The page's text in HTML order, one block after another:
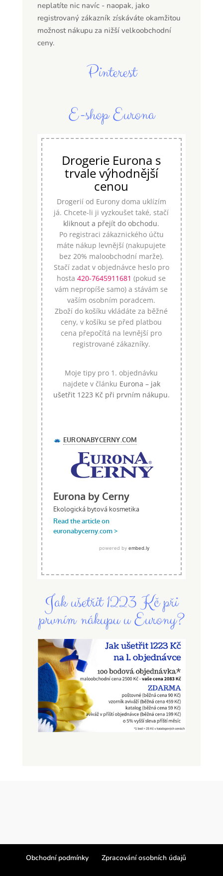
neplatíte nic navíc - naopak, jako
registrovaný zákazník získáváte okamžitou
možnost nákupu za nižší velkoobchodní
ceny.
Pinterest
E-shop Eurona
Drogerie Eurona s
trvale výhodnější
cenou
Drogerií od Eurony doma uklízím
já. Chcete-li ji vyzkoušet také, stačí
kliknout a přejít do obchodu.
Po registraci zákaznického účtu
máte nákup levnější (nakupujete
bez 20% maloobchodní marže).
Stačí zadat v objednávce heslo pro
hosta420-7645911681 (pokud se
vám nepropíše samo) a stávám se
vaším osobním poradcem.
Zboží do košíku vkládáte za běžné
ceny, v košíku se před platbou
cena přepočítá na levnější pro
registrované zákazníky.
Moje tipy pro 1. objednávku
najdete v článku Eurona – jak
ušetřit 1223 Kč při prvním nákupu.
Jak ušetřit 1223 Kč při
prvním nákupu u Eurony?
Obchodní podmínky Zpracování osobních údajů